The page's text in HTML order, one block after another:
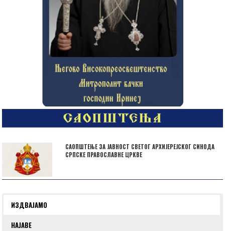
САОПШТЕЊЕ ЗА ЈАВНОСТ СВЕТОГ АРХИЈЕРЕЈСКОГ СИНОДА
СРПСКЕ ПРАВОСЛАВНЕ ЦРКВЕ
ИЗДВАЈАМО
НАЈАВЕ